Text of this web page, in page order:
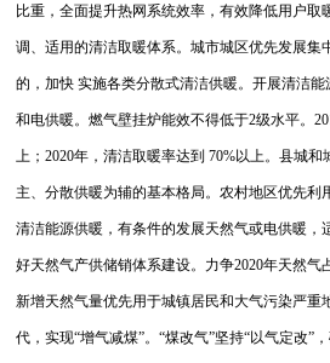
比重，全面提升热网系统效率，有效降低用户取
调、适用的清洁取暖体系。城市城区优先发展集
的，加快 实施各类分散式清洁供暖。开展清洁
和电供暖。燃气壁挂炉能效不得低于2级水平。
上；2020年，清洁取暖率达到 70%以上。县城
主、分散供暖为辅的基本格局。农村地区优先利
清洁能源供暖，有条件的发展天然气或电供暖，
好天然气产供储销体系建设。力争2020年天然气
新增天然气量优先用于城镇居民和大气污染严重
代，实现“增气减煤”。“煤改气”坚持“以气定改”